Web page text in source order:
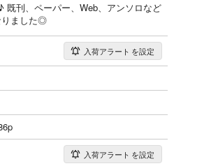
既刊、ペーパー、Web、アンソロなど
りました◎
入荷アラート を設定
入荷アラート を設定